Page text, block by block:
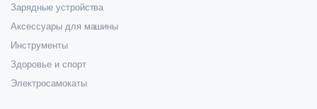
Зарядные устройства
Аксессуары для машины
Инструменты
Здоровье и спорт
Электросамокаты